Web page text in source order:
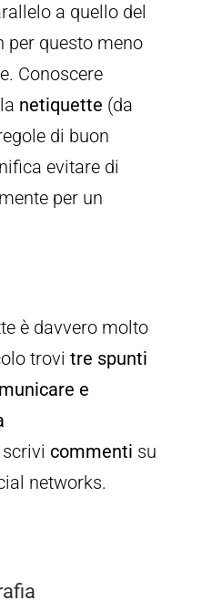
a quello del
per questo meno
Conoscere
netiquette (da
di buon
evitare di
per un
è davvero molto
trovi tre spunti
e
commenti su
networks.